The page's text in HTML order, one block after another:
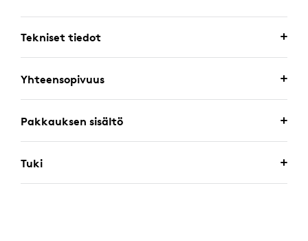
Tekniset tiedot
Yhteensopivuus
Pakkauksen sisältö
Tuki